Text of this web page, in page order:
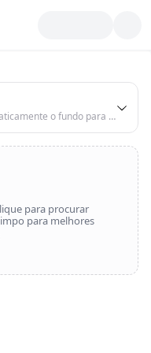
Envie um retrato e a IA removerá automaticamente o fundo para criar um adesivo personalizado
para procurar
para melhores